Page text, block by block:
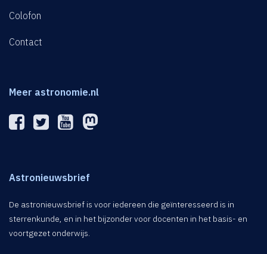
Colofon
Contact
Meer astronomie.nl
Astronieuwsbrief
De astronieuwsbrief is voor iedereen die geïnteresseerd is in
sterrenkunde, en in het bijzonder voor docenten in het basis- en
voortgezet onderwijs.